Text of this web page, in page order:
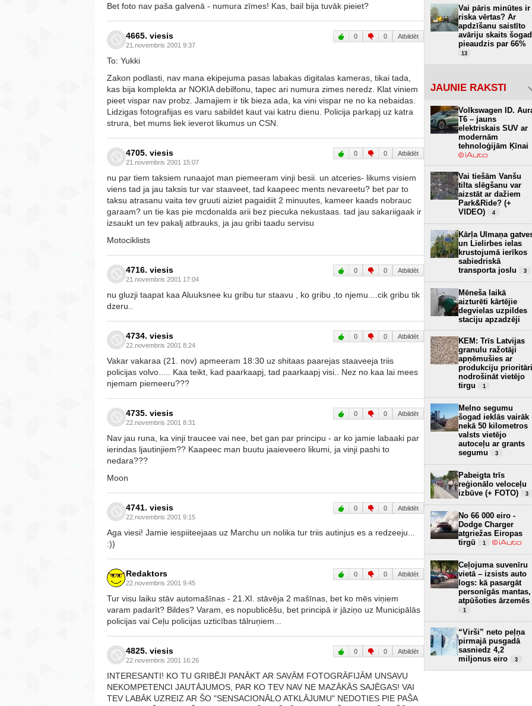
Bet foto nav paša galvenā - numura zīmes! Kas, bail bija tuvāk pieiet?
4665. viesis
21.novembris 2001 9:37
0 0 Atbildēt
To: Yukki
Zakon podlasti, nav mana ekipejuma pasas labakas digitalas kameras, tikai tada,
kas bija komplekta ar NOKIA debilfonu, tapec ari numura zimes neredz. Klat viniem
pieet vispar nav probz. Jamajiem ir tik bieza ada, ka vini vispar ne no ka nebaidas.
Lidzigas fotografijas es varu sabildet kaut vai katru dienu. Policija parkapj uz katra
strura, bet mums liek ieverot likumus un CSN.
4705. viesis
21.novembris 2001 15:07
0 0 Atbildēt
nu par tiem taksiem runaajot man piemeeram vinji besii. un atceries- likums visiem
viens tad ja jau taksis tur var staaveet, tad kaapeec ments nevareetu? bet par to
taksu atrasanu vaita tev gruuti aiziet pagaidiit 2 minuutes, kameer kaads nobrauc
garaam? un tie kas pie mcdonalda arii bez piecuka nekustaas. tad jau sakariigaak ir
izsaukt un tev pakalj atbrauks, ja jau gribi taadu servisu
Motociklists
4716. viesis
21.novembris 2001 17:04
0 0 Atbildēt
nu gluzji taapat kaa Aluuksnee ku gribu tur staavu , ko gribu ,to njemu....cik gribu tik
dzeru..
4734. viesis
22.novembris 2001 8:24
0 0 Atbildēt
Vakar vakaraa (21. nov) apmeeram 18:30 uz shitaas paarejas staaveeja triis
policijas volvo..... Kaa teikt, kad paarkaapj, tad paarkaapj visi.. Nez no kaa lai mees
njemam piemeeru???
4735. viesis
22.novembris 2001 8:31
0 0 Atbildēt
Nav jau runa, ka vinji traucee vai nee, bet gan par principu - ar ko jamie labaaki par
ierindas ljautinjiem?? Kaapeec man buutu jaaieveero likumi, ja vinji pashi to
nedara???
Moon
4741. viesis
22.novembris 2001 9:15
0 0 Atbildēt
Aga viesi! Jamie iespiiteejaas uz Marchu un nolika tur triis autinjus es a redzeeju...
:))
Redaktors
22.novembris 2001 9:45
0 0 Atbildēt
Tur visu laiku stāv automašīnas - 21.XI. stāvēja 2 mašīnas, bet ko mēs viņiem
varam padarīt? Bildes? Varam, es nopublicēšu, bet principā ir jāziņo uz Municipālās
policijas vai Ceļu policijas uzticības tālruņiem...
4825. viesis
22.novembris 2001 16:26
0 0 Atbildēt
INTERESANTI! KO TU GRIBĒJI PANĀKT AR SAVĀM FOTOGRĀFIJĀM UNSAVU
NEKOMPETENCI JAUTĀJUMOS, PAR KO TEV NAV NE MAZĀKĀS SAJĒGAS! VAI
TEV LABĀK UZREIZ AR ŠO "SENSACIONĀLO ATKLĀJUMU" NEDOTIES PIE PAŠA
Vai pāris minūtes ir
riska vērtas? Ar
apdzīšanu saistīto
avāriju skaits šogad
pieaudzis par 66%
13
JAUNIE RAKSTI
Volkswagen ID.
T6 – jauns
elektriskais SUV ar
modernām
tehnoloģijām Ķīnai
Vai tiešām Vanšu
tilta slēgšanu var
aizstāt ar dažiem
Park&Ride? (+
VIDEO)
4
Kārļa Ulmaņa
un Lielirbes ielas
krustojumā ierīkos
sabiedriskā
transporta joslu
3
Mēneša laikā
aizturēti kārtējie
degvielas uzpildes
staciju apzadzēji
KEM: Trīs Latvijas
granulu ražotāji
apņēmušies ar
produkciju prioritāri
nodrošināt vietējo
tirgu
1
Melno segumu
šogad ieklās vairāk
nekā 50 kilometros
valsts vietējo
autoceļu ar grants
segumu
3
Pabeigta trīs
reģionālo veloceļu
izbūve (+ FOTO)
3
No 66 000 eiro -
Dodge Charger
atgriežas Eiropas
tirgū
1
Ceļojuma suvenīru
vietā – izsists auto
logs: kā pasargāt
personīgās mantas,
atpūšoties ārzemēs
1
“Virši” neto peļņa
pirmajā pusgadā
sasniedz 4,2
miljonus eiro
3